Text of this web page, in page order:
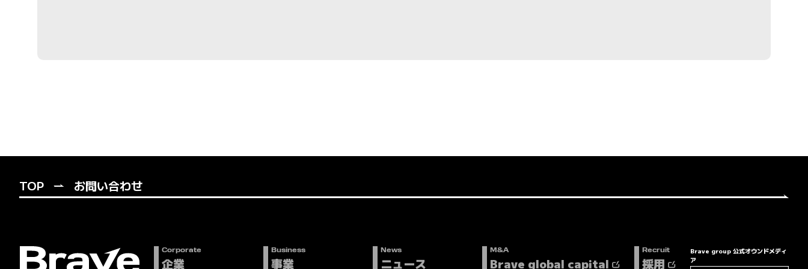
TOP お問い合わせ
Corporate
企業
Business
事業
News
ニュース
M&A
Brave global capital
Recruit
採用
Brave group 公式オウンドメディ
ア